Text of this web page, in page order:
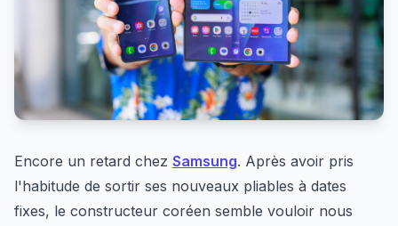
Encore un retard chez Samsung. Après avoir pris
l'habitude de sortir ses nouveaux pliables à dates
fixes, le constructeur coréen semble vouloir nous